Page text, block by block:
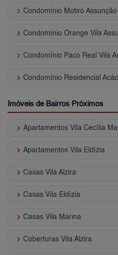
keyboard_arrow_right Condomínio Motiró
keyboard_arrow_right Condomínio Orange Vila
keyboard_arrow_right Condomínio Paco Real Vila
keyboard_arrow_right
Imóveis de Bairros Próximos
keyboard_arrow_right Apartamentos Vila Cecília
keyboard_arrow_right Apartamentos Vila Eldízia
keyboard_arrow_right Casas Vila Alzira
keyboard_arrow_right Casas Vila Eldízia
keyboard_arrow_right Casas Vila Marina
keyboard_arrow_right Coberturas Vila Alzira